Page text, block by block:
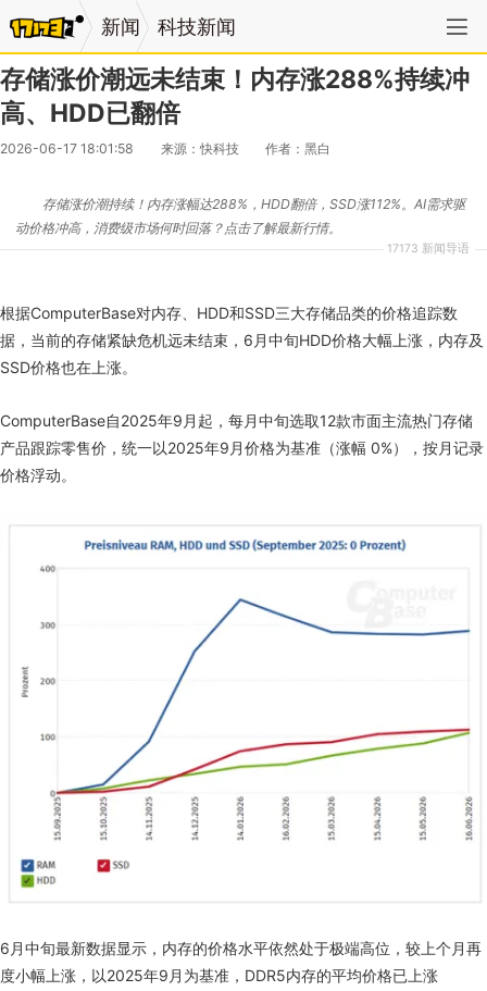
新闻 科技新闻
存储涨价潮远未结束！内存涨288%持续冲
高、HDD已翻倍
2026-06-17 18:01:58 来源：快科技 作者：黑白
17173 新闻导语
存储涨价潮持续！内存涨幅达288%，HDD翻倍，SSD涨112%。AI需求驱
动价格冲高，消费级市场何时回落？点击了解最新行情。
根据ComputerBase对内存、HDD和SSD三大存储品类的价格追踪数
据，当前的存储紧缺危机远未结束，6月中旬HDD价格大幅上涨，内存及
SSD价格也在上涨。
ComputerBase自2025年9月起，每月中旬选取12款市面主流热门存储
产品跟踪零售价，统一以2025年9月价格为基准（涨幅 0%），按月记录
价格浮动。
6月中旬最新数据显示，内存的价格水平依然处于极端高位，较上个月再
度小幅上涨，以2025年9月为基准，DDR5内存的平均价格已上涨